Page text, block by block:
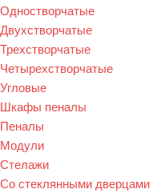
Одностворчатые
Двухстворчатые
Трехстворчатые
Четырехстворчатые
Угловые
Шкафы пеналы
Пеналы
Модули
Стелажи
Со стеклянными дверцами